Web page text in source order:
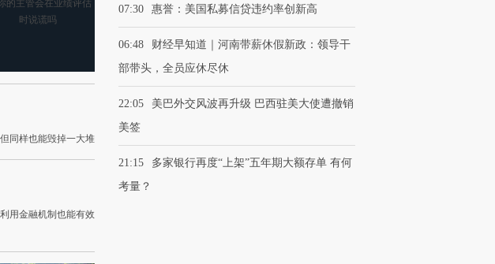
同样也能毁掉一大堆
用金融机制也能有效
07:30 惠誉：美国私募信贷违约率创新高
06:48
财经早知道｜河南带薪休假新政：领导干
部带头，全员应休尽休
22:05
美巴外交风波再升级 巴西驻美大使遭撤销
美签
21:15
多家银行再度“上架”五年期大额存单 有何
考量？